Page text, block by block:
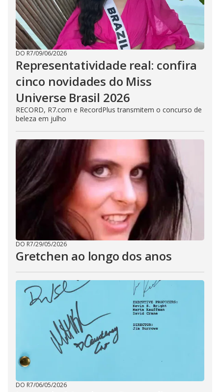
DO R7/09/06/2026
Representatividade real: confira
cinco novidades do Miss
Universe Brasil 2026
RECORD, R7.com e RecordPlus transmitem o concurso de
beleza em julho
DO R7/29/05/2026
Gretchen ao longo dos anos
DO R7/06/05/2026